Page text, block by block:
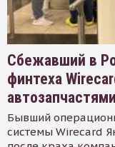
Сбежавший в
финтеха
автозапчастями
Бывший
системы Wirecard